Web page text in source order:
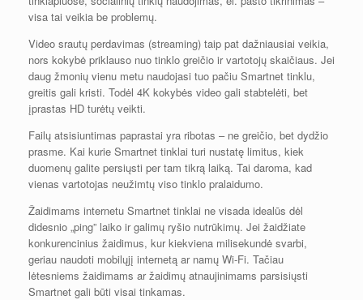
visa tai veikia be problemų.
Video srautų perdavimas (streaming) taip pat dažniausiai veikia,
nors kokybė priklauso nuo tinklo greičio ir vartotojų skaičiaus. Jei
daug žmonių vienu metu naudojasi tuo pačiu Smartnet tinklu,
greitis gali kristi. Todėl 4K kokybės video gali stabtelėti, bet
įprastas HD turėtų veikti.
Failų atsisiuntimas paprastai yra ribotas – ne greičio, bet dydžio
prasme. Kai kurie Smartnet tinklai turi nustatę limitus, kiek
duomenų galite persiųsti per tam tikrą laiką. Tai daroma, kad
vienas vartotojas neužimtų viso tinklo pralaidumo.
Žaidimams internetu Smartnet tinklai ne visada idealūs dėl
didesnio „ping” laiko ir galimų ryšio nutrūkimų. Jei žaidžiate
konkurencinius žaidimus, kur kiekviena milisekundė svarbi,
geriau naudoti mobilųjį internetą ar namų Wi-Fi. Tačiau
lėtesniems žaidimams ar žaidimų atnaujinimams parsisiųsti
Smartnet gali būti visai tinkamas.